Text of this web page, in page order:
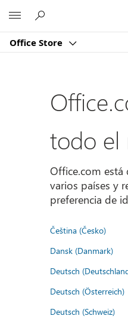
Office Store
todo el
Office.com está
varios países y
preferencia de
Čeština (Česko)
Dansk (Danmark)
Deutsch
Deutsch (Österreich)
Deutsch (Schweiz)